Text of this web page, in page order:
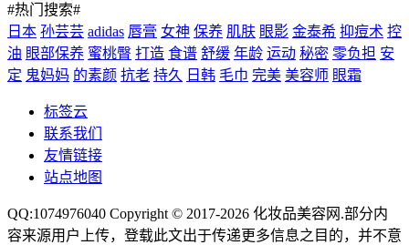
#热门搜索#
日本 孙芸芸 adidas 唇膏 女神 保养 肌肤 眼影 金泰希 抑痘术 控
油 眼部保养 蜜桃臀 打造 食谱 舒缓 年龄 运动 秘密 零负担 安
定 鬼妈妈 的素颜 抗老 持久 日韩 毛巾 完美 美容师 眼霜
标签云
联系我们
友情链接
站点地图
QQ:1074976040 Copyright © 2017-2026 化妆品美容网 .部分内
容来源用户上传，登载此文出于传递更多信息之目的，并不意